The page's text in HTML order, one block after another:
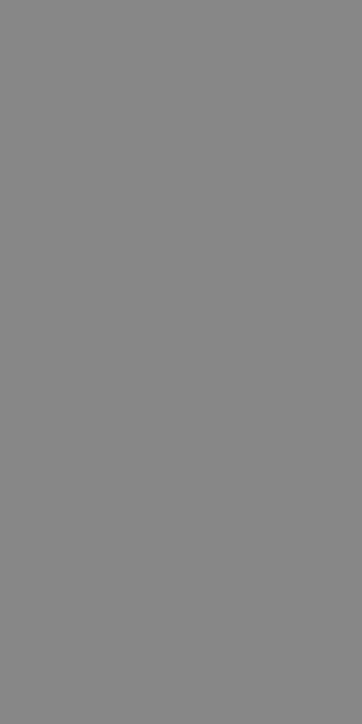
en el
de propósito
las variables
es un número
usa puede ser
es
para un
con casos
de
de adherencia
características de
del
no da como
sitios.
el
de
sitio. Registra
en
sean
fines de
sobre
rendimiento del
OpenX para
específicos.
en lugar
origen, no se
el estado
esta
del sitio
a cabo
el sitio web y
visto antes de
de
de
de usuario, pero
es difícil.